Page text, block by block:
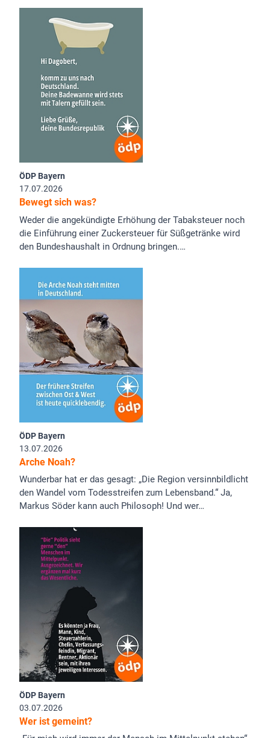
ÖDP Bayern
17.07.2026
Bewegt sich was?
Weder die angekündigte Erhöhung der Tabaksteuer noch
die Einführung einer Zuckersteuer für Süßgetränke wird
den Bundeshaushalt in Ordnung bringen.…
ÖDP Bayern
13.07.2026
Arche Noah?
Wunderbar hat er das gesagt: „Die Region versinnbildlicht
den Wandel vom Todesstreifen zum Lebensband.“ Ja,
Markus Söder kann auch Philosoph! Und wer…
ÖDP Bayern
03.07.2026
Wer ist gemeint?